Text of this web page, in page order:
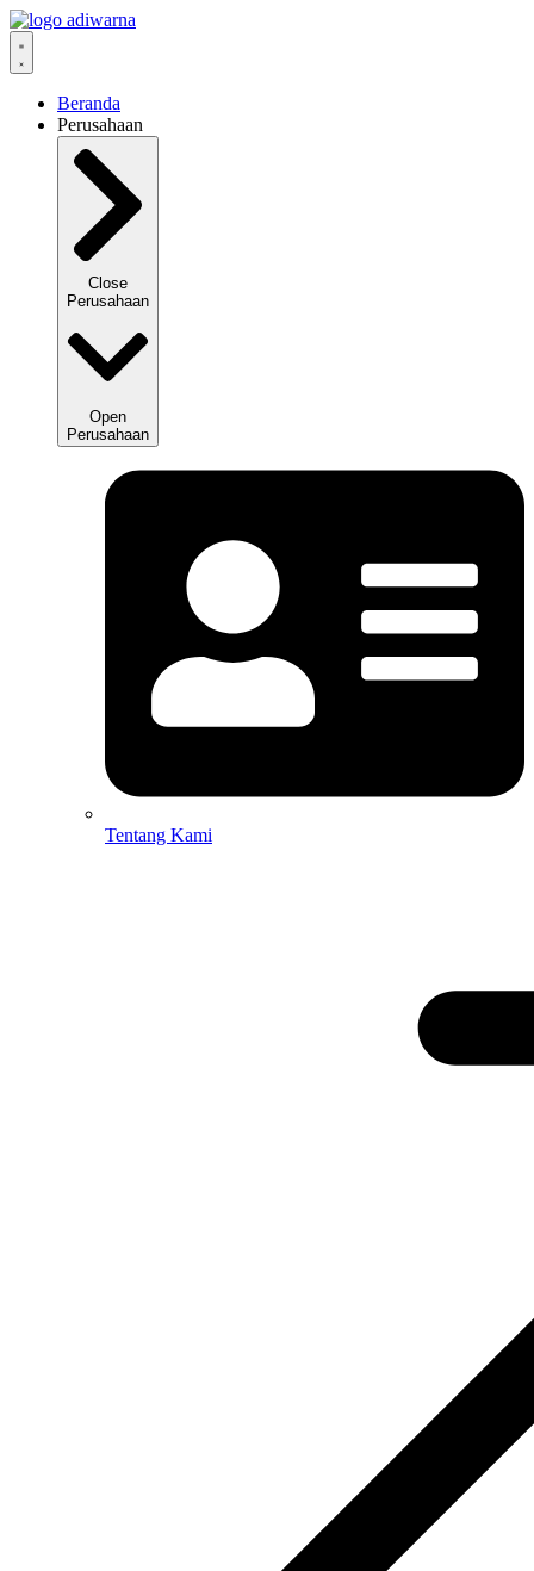
Lewati
ke
konten
Beranda
Perusahaan
Close
Perusahaan
Open
Perusahaan
Tentang Kami